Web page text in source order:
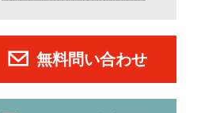
無料問い合わせ